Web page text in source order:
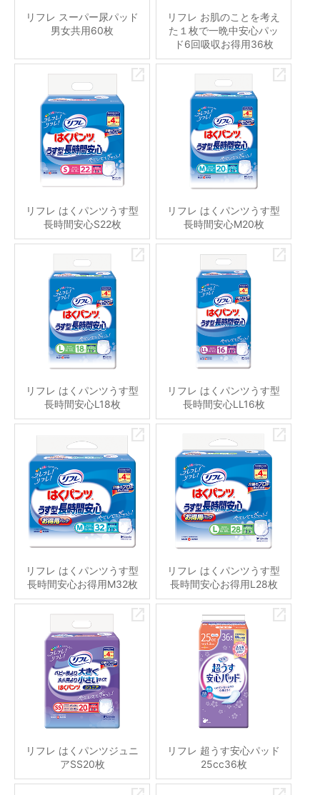
リフレ スーパー尿パッド
男女共用60枚
リフレ お肌のことを考え
た１枚で一晩中安心パッ
ド6回吸収お得用36枚
リフレ はくパンツうす型
長時間安心S22枚
リフレ はくパンツうす型
長時間安心M20枚
リフレ はくパンツうす型
長時間安心L18枚
リフレ はくパンツうす型
長時間安心LL16枚
リフレ はくパンツうす型
長時間安心お得用M32枚
リフレ はくパンツうす型
長時間安心お得用L28枚
リフレ はくパンツジュニ
アSS20枚
リフレ 超うす安心パッド
25cc36枚